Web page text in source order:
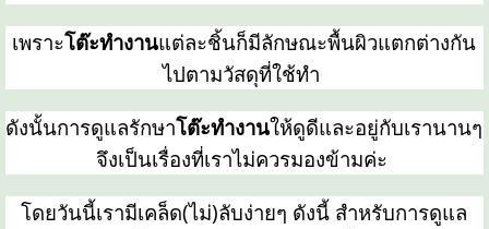
เพราะโต๊ะทำงานแต่ละชิ้นก็มีลักษณะพื้นผิวแตกต่างกัน
ไปตามวัสดุที่ใช้ทำ
ดังนั้นการดูแลรักษาโต๊ะทำงานให้ดูดีและอยู่กับเรานานๆ
จึงเป็นเรื่องที่เราไม่ควรมองข้ามค่ะ
โดยวันนี้เรามีเคล็ด(ไม่)ลับง่ายๆ ดังนี้ สำหรับการดูแล